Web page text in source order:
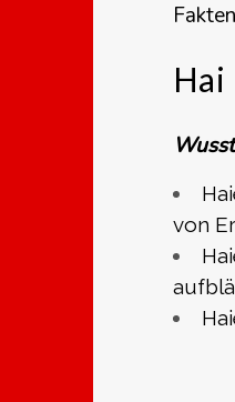
Hai
von